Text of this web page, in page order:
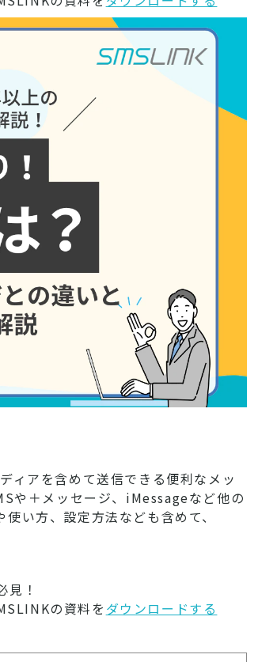
ィアを含めて送信できる便利なメッ
や＋メッセージ、iMessageなど他の
い方、設定方法なども含めて、
！
の資料を ダウンロードする